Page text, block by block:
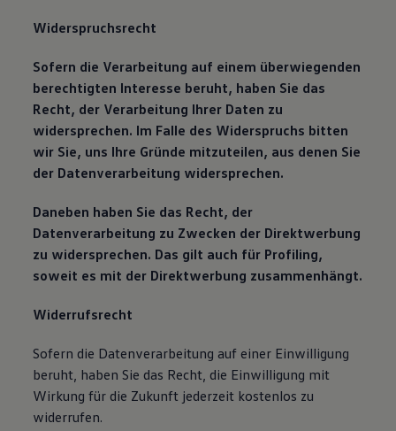
Widerspruchsrecht
Sofern die Verarbeitung auf einem überwiegenden
berechtigten Interesse beruht, haben Sie das
Recht, der Verarbeitung Ihrer Daten zu
widersprechen. Im Falle des Widerspruchs bitten
wir Sie, uns Ihre Gründe mitzuteilen, aus denen Sie
der Datenverarbeitung widersprechen.
Daneben haben Sie das Recht, der
Datenverarbeitung zu Zwecken der Direktwerbung
zu widersprechen. Das gilt auch für Profiling,
soweit es mit der Direktwerbung zusammenhängt.
Widerrufsrecht
Sofern die Datenverarbeitung auf einer Einwilligung
beruht, haben Sie das Recht, die Einwilligung mit
Wirkung für die Zukunft jederzeit kostenlos zu
widerrufen.